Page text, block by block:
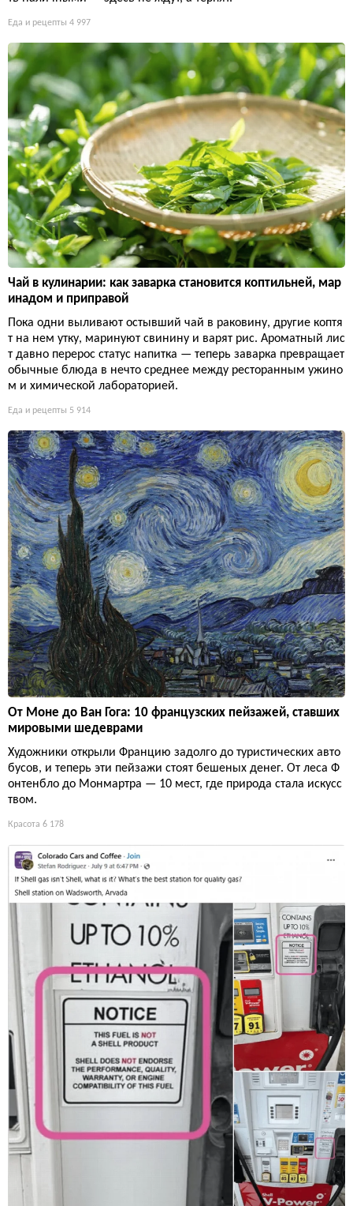
Еда и рецепты 4 997
Чай в кулинарии: как заварка становится коптильней, мар
инадом и приправой
Пока одни выливают остывший чай в раковину, другие коптя
т на нем утку, маринуют свинину и варят рис. Ароматный лис
т давно перерос статус напитка — теперь заварка превращает
обычные блюда в нечто среднее между ресторанным ужино
м и химической лабораторией.
Еда и рецепты 5 914
От Моне до Ван Гога: 10 французских пейзажей, ставших
мировыми шедеврами
Художники открыли Францию задолго до туристических авто
бусов, и теперь эти пейзажи стоят бешеных денег. От леса Ф
онтенбло до Монмартра — 10 мест, где природа стала искусс
твом.
Красота 6 178